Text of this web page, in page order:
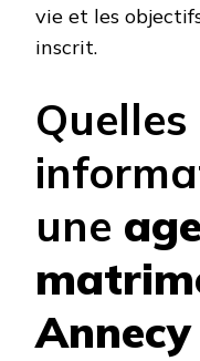
vie et les
inscrit.
Quelles
une
Annecy